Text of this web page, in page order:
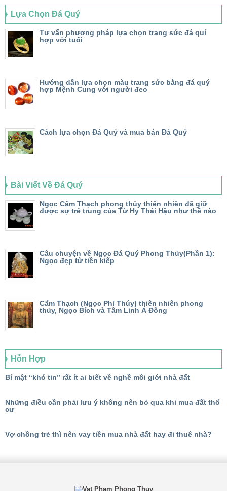
Lựa Chọn Đá Quý
Tư vấn phương pháp lựa chọn trang sức đá quí
hợp với tuổi
Hướng dẫn lựa chọn màu trang sức bằng đá quý
hợp Mệnh Cung với người đeo
Cách lựa chọn Đá Quý và mua bán Đá Quý
Bài Viết Về Đá Quý
Ngọc Cẩm Thạch phong thủy thiên nhiên đã giữ
được sự trẻ trung của Từ Hy Thái Hậu như thế nào
Câu chuyện về Ngọc Đá Quý Phong Thủy(Phần 1):
Ngọc đẹp từ tiền kiếp
Cẩm Thạch (Ngọc Phỉ Thúy) thiên nhiên phong
thủy, Ngọc Bích và Tâm Linh Á Đông
Hỗn Hợp
Bí mật “khó tin” rất ít ai biết về nghề môi giới nhà đất
Những điều cần phải lưu ý không nên bỏ qua khi mua đất thổ
cư
Vợ chồng trẻ thì nên vay tiền mua nhà đất hay đi thuê nhà?